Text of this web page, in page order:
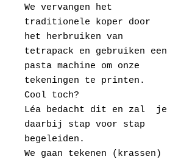
We vervangen het
traditionele koper door
het herbruiken van
tetrapack en gebruiken een
pasta machine om onze
tekeningen te printen.
Cool toch?
Léa bedacht dit en zal je
daarbij stap voor stap
begeleiden.
We gaan tekenen (krassen)